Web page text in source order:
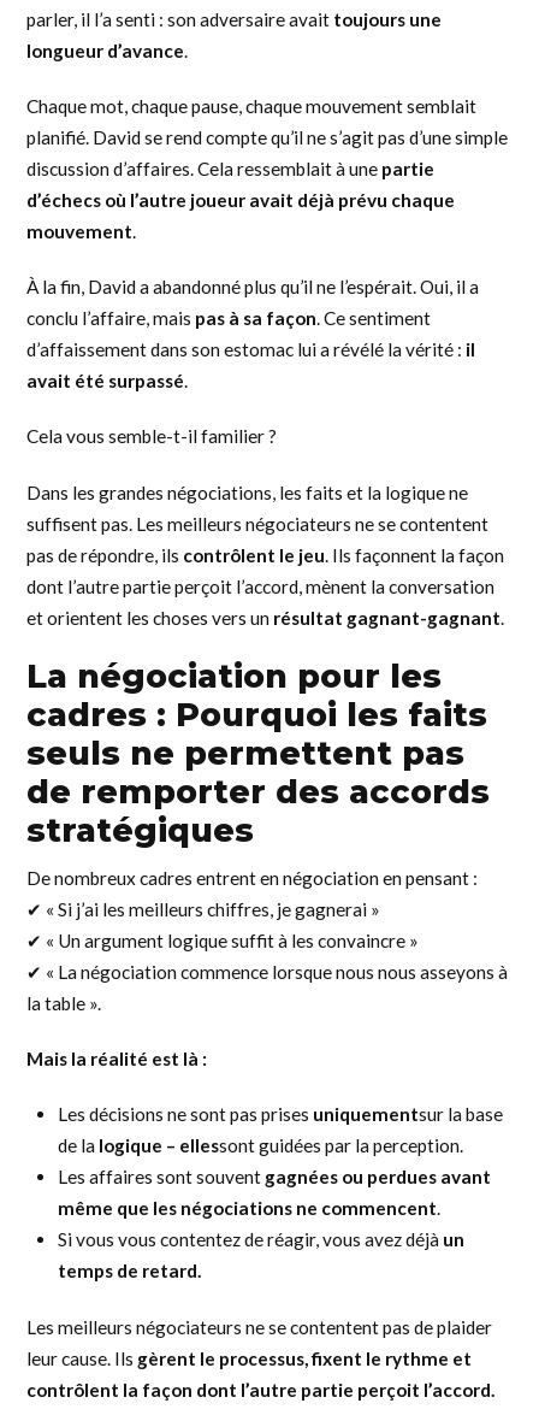
parler, il l’a senti : son adversaire avait toujours une
longueur d’avance.
Chaque mot, chaque pause, chaque mouvement semblait
planifié. David se rend compte qu’il ne s’agit pas d’une simple
discussion d’affaires. Cela ressemblait à une partie
d’échecs où l’autre joueur avait déjà prévu chaque
mouvement.
À la fin, David a abandonné plus qu’il ne l’espérait. Oui, il a
conclu l’affaire, mais pas à sa façon. Ce sentiment
d’affaissement dans son estomac lui a révélé la vérité : il
avait été surpassé.
Cela vous semble-t-il familier ?
Dans les grandes négociations, les faits et la logique ne
suffisent pas. Les meilleurs négociateurs ne se contentent
pas de répondre, ils contrôlent le jeu. Ils façonnent la façon
dont l’autre partie perçoit l’accord, mènent la conversation
et orientent les choses vers un résultat gagnant-gagnant.
La négociation pour les
cadres : Pourquoi les faits
seuls ne permettent pas
de remporter des accords
stratégiques
De nombreux cadres entrent en négociation en pensant :
✔ « Si j’ai les meilleurs chiffres, je gagnerai »
✔ « Un argument logique suffit à les convaincre »
✔ « La négociation commence lorsque nous nous asseyons à
la table ».
Mais la réalité est là :
Les décisions ne sont pas prises uniquementsur la base
de la logique – ellessont guidées par la perception.
Les affaires sont souvent gagnées ou perdues avant
même que les négociations ne commencent.
Si vous vous contentez de réagir, vous avez déjà un
temps de retard.
Les meilleurs négociateurs ne se contentent pas de plaider
leur cause. Ils gèrent le processus, fixent le rythme et
contrôlent la façon dont l’autre partie perçoit l’accord.